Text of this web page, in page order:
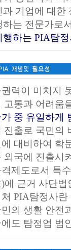
과 기업에 대한
하는 전문가로
행하는 PIA탐
권력이 미치지
고통과 어려움
가 중 유일하게
진출로 국민의
에 대비하여 학
외국에 진출시
격제도로서 특
)에 근거 사단
처 PIA탐정사
민의 생활 안전
에도 탐정업 법